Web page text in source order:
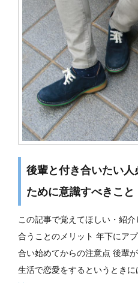
後輩と付き合いたい人
ために意識すべきこと
この記事で覚えてほしい・紹
合うことのメリット 年下にア
合い始めてからの注意点 後輩
生活で恋愛をするというとき